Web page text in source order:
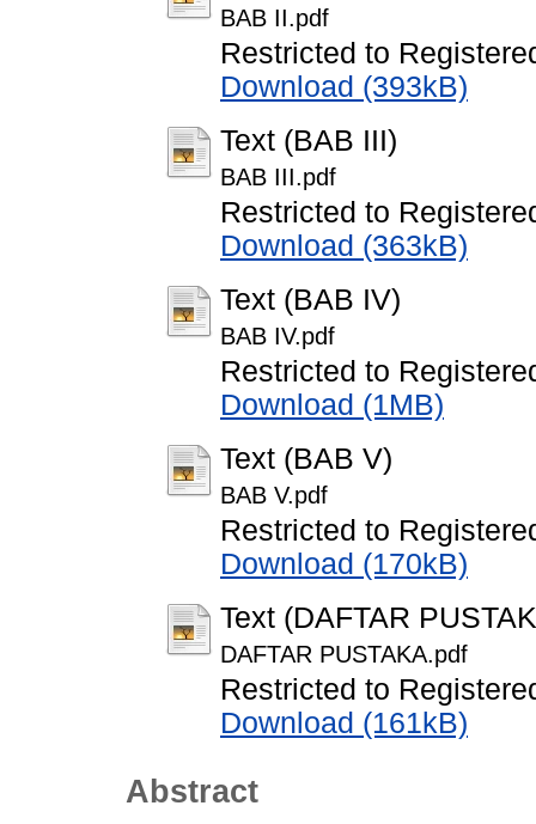
BAB II.pdf
Restricted to
Download (393kB)
Text (BAB III)
BAB III.pdf
Restricted to
Download (363kB)
Text (BAB IV)
BAB IV.pdf
Restricted to
Download (1MB)
Text (BAB V)
BAB V.pdf
Restricted to
Download (170kB)
Text (DAFTAR
DAFTAR PUSTAKA.pdf
Restricted to
Download (161kB)
Abstract